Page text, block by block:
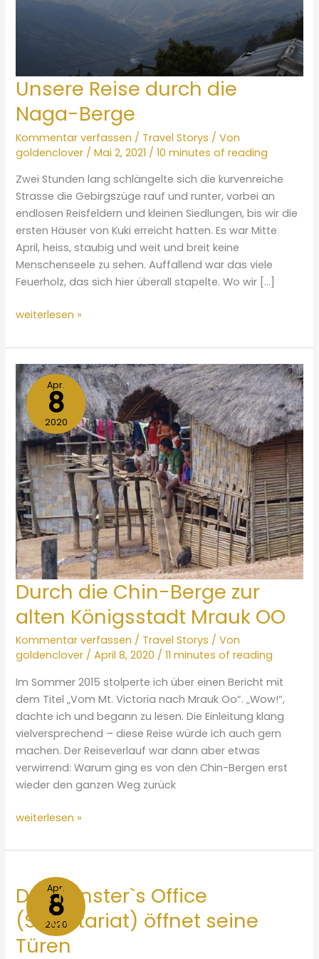
Unsere Reise durch die
Naga-Berge
Kommentar verfassen / Travel Storys / Von
goldenclover /Mai 2, 2021 /10 minutes of reading
Zwei Stunden lang schlängelte sich die kurvenreiche
Strasse die Gebirgszüge rauf und runter, vorbei an
endlosen Reisfeldern und kleinen Siedlungen, bis wir die
ersten Häuser von Kuki erreicht hatten. Es war Mitte
April, heiss, staubig und weit und breit keine
Menschenseele zu sehen. Auffallend war das viele
Feuerholz, das sich hier überall stapelte. Wo wir […]
Unsere
durch
die
Naga-
Berge
weiterlesen »
Apr.
8
2020
Durch die Chin-Berge zur
alten Königsstadt Mrauk OO
Kommentar verfassen / Travel Storys / Von
goldenclover /April 8, 2020 /11 minutes of reading
Im Sommer 2015 stolperte ich über einen Bericht mit
dem Titel „Vom Mt. Victoria nach Mrauk Oo“. „Wow!“,
dachte ich und begann zu lesen. Die Einleitung klang
vielversprechend – diese Reise würde ich auch gern
machen. Der Reiseverlauf war dann aber etwas
verwirrend: Warum ging es von den Chin-Bergen erst
wieder den ganzen Weg zurück
Durch
Chin-
alten
Königsstadt
Mrauk
OO
weiterlesen »
Apr.
8
2020
Das Minster`s Office
(Sekretariat) öffnet seine
Türen